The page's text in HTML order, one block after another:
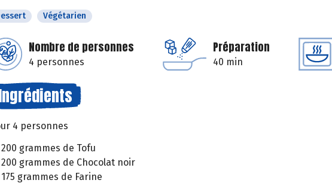
Végétarien
Nombre de personnes
4 personnes
Préparation
40 min
4 personnes
200 grammes de Tofu
200 grammes de Chocolat noir
175 grammes de Farine